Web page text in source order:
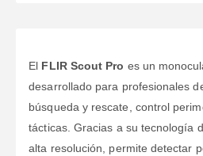
El FLIR Scout Pro es un
desarrollado para profesionales
búsqueda y rescate, control
tácticas. Gracias a su tecnología
alta resolución, permite detectar